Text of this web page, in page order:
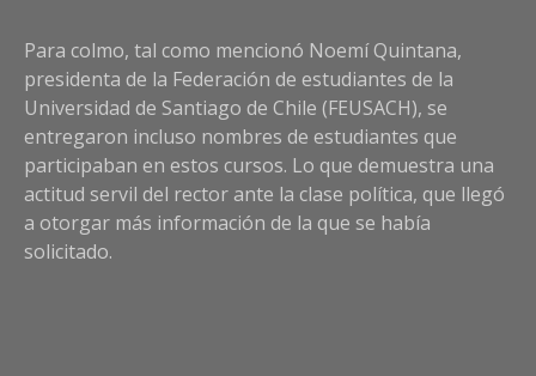
Para colmo, tal como mencionó Noemí Quintana,
presidenta de la Federación de estudiantes de la
Universidad de Santiago de Chile (FEUSACH), se
entregaron incluso nombres de estudiantes que
participaban en estos cursos. Lo que demuestra una
actitud servil del rector ante la clase política, que llegó
a otorgar más información de la que se había
solicitado.